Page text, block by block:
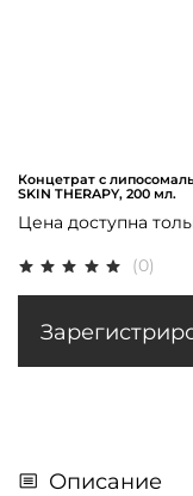
(0)
Концетрат с
SKIN THERAPY, 200 мл.
Цена доступна
Описание